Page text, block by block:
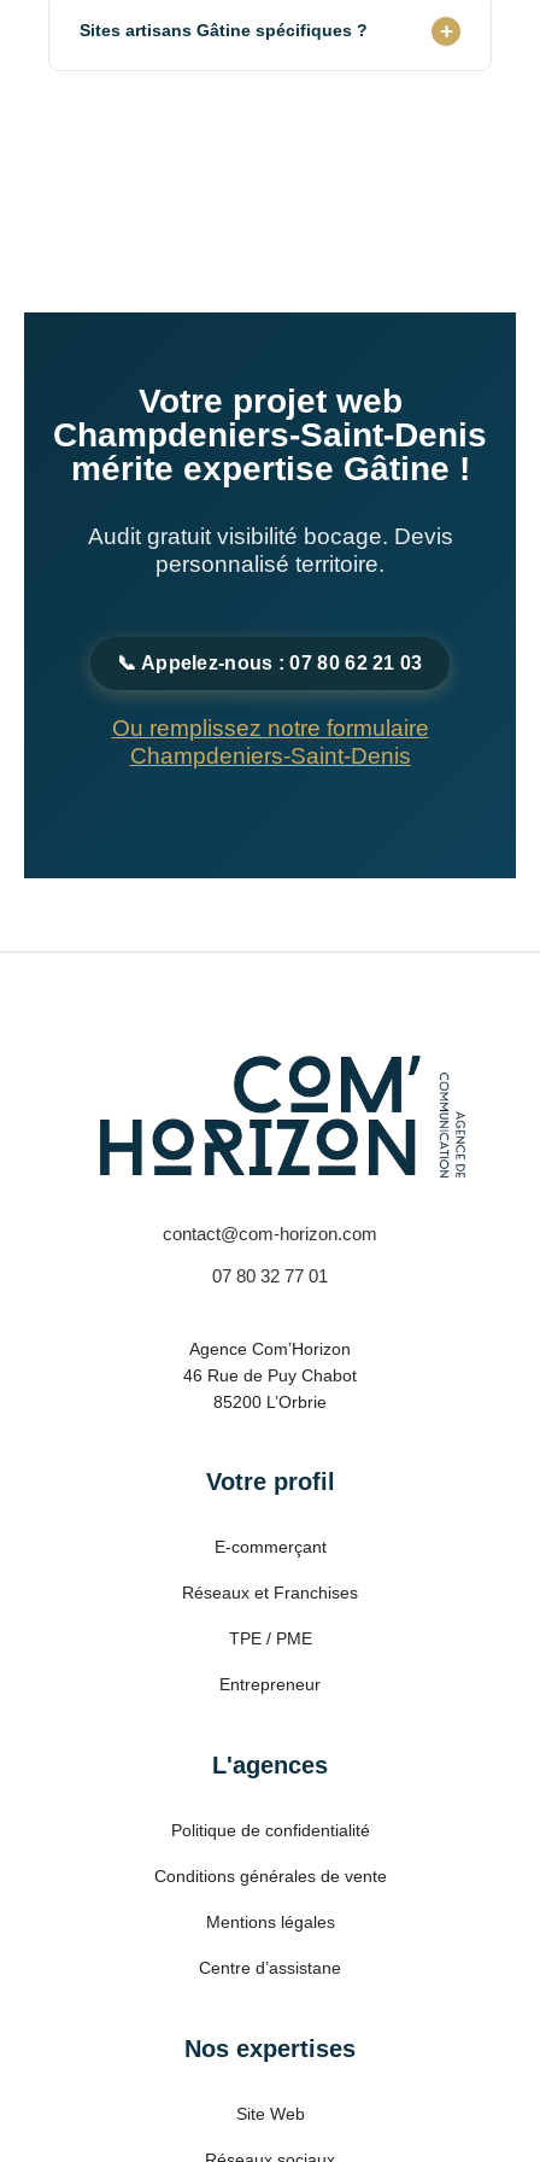
Visibilité bourg + territoire Gâtine.
Sites artisans Gâtine spécifiques ? +
Votre projet web
Champdeniers-Saint-Denis
mérite expertise Gâtine !
Audit gratuit visibilité bocage. Devis
personnalisé territoire.
📞 Appelez-nous : 07 80 62 21 03
Ou remplissez notre formulaire
Champdeniers-Saint-Denis
contact@com-horizon.com
07 80 32 77 01
Agence Com’Horizon
46 Rue de Puy Chabot
85200 L’Orbrie
Votre profil
E-commerçant
Réseaux et Franchises
TPE / PME
Entrepreneur
L'agences
Politique de confidentialité
Conditions générales de vente
Mentions légales
Centre d’assistane
Nos expertises
Site Web